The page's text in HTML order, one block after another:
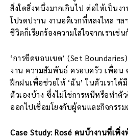
สิ่งใดสิ่งหนึ่งมากเกินไป ต่อให้เป็นง
โปรดปราน งานอดิเรกที่หลงใหล ฯ
ชีวิตก็เรียกร้องความใส่ใจจากเราเช่น
‘การขีดขอบเขต’ (Set
งาน ความสัมพันธ์ ครอบครัว เพื่อน
ฝึกฝนเพื่อช่วยให้ ‘ฉัน’ ในตัวเราไ
ตัวเองบ้าง ซึ่งไม่ใช่การหนีหรือทำตั
ออกไปเชื่อมโยงกับผู้คนและกิจกรร
Case Study: Rosé คนบ้างานที่เพิ่ง